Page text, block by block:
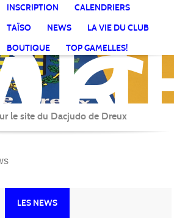
INSCRIPTION
CALENDRIERS
TAÏSO
NEWS
LA VIE DU CLUB
BOUTIQUE
TOP GAMELLES!
le site du Dacjudo de Dreux
LES NEWS
cookies